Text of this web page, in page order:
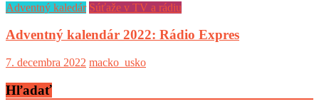
Adventný kaledár Súťaže v TV a rádiu
Adventný kalendár 2022: Rádio Expres
7. decembra 2022 macko_usko
Hľadať